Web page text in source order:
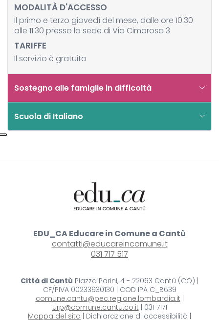
MODALITÀ D'ACCESSO
Il primo e terzo giovedì del mese, dalle ore 10.30
alle 11.30 presso la sede di Via Cimarosa 3
TARIFFE
Il servizio è gratuito
Sostegno alle famiglie in difficoltà
Scuola di Italiano
EDU_CA Educare in Comune a Cantù
contatti@educareincomune.it
031 717 517
Città di Cantù Piazza Parini, 4 - 22063 Cantù (CO) |
CF/PIVA 00233930130 | COD IPA C_B639
comune.cantu@pec.regione.lombardia.it
urp@comune.cantu.co.it | 031 7171
Mappa del sito | Dichiarazione di accessibilità |